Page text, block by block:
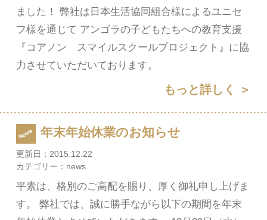
ました！ 弊社は日本生活協同組合様によるユニセ
フ様を通じて アンゴラの子どもたちへの教育支援
『コアノン スマイルスクールプロジェクト』に協
力させていただいております。
もっと詳しく ＞
年末年始休業のお知らせ
更新日： 2015.12.22
カテゴリー： news
平素は、格別のご高配を賜り、厚く御礼申し上げま
す。 弊社では、誠に勝手ながら以下の期間を年末